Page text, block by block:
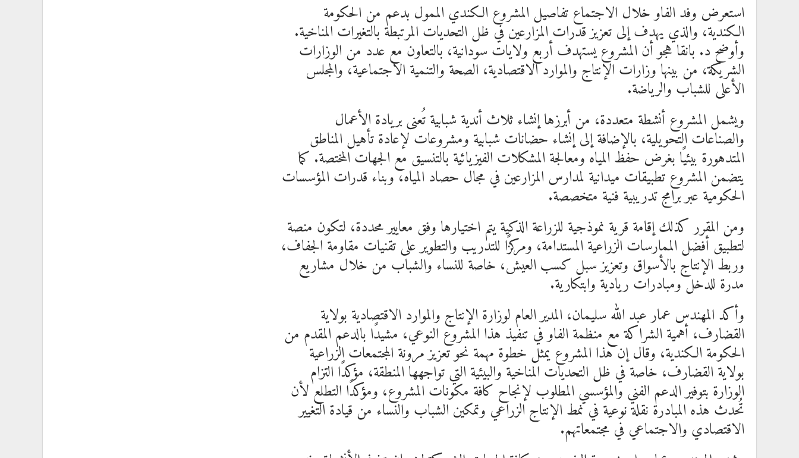
استعرض وفد الفاو خلال الاجتماع تفاصيل المشروع الكندي الممول بدعم من الحكومة
الكندية، والذي يهدف إلى تعزيز قدرات المزارعين في ظل التحديات المرتبطة بالتغيرات المناخية.
وأوضح د. بانقا هجو أن المشروع يستهدف أربع ولايات سودانية، بالتعاون مع عدد من الوزارات
الشريكة، من بينها وزارات الإنتاج والموارد الاقتصادية، الصحة والتنمية الاجتماعية، والمجلس
الأعلى للشباب والرياضة.
ويشمل المشروع أنشطة متعددة، من أبرزها إنشاء ثلاث أندية شبابية تُعنى بريادة الأعمال
والصناعات التحويلية، بالإضافة إلى إنشاء حضانات شبابية ومشروعات لإعادة تأهيل المناطق
المتدهورة بيئيًا بغرض حفظ المياه ومعالجة المشكلات الفيزيائية بالتنسيق مع الجهات المختصة. كما
يتضمن المشروع تطبيقات ميدانية لمدارس المزارعين في مجال حصاد المياه، وبناء قدرات المؤسسات
الحكومية عبر برامج تدريبية فنية متخصصة.
ومن المقرر كذلك إقامة قرية نموذجية للزراعة الذكية يتم اختيارها وفق معايير محددة، لتكون منصة
لتطبيق أفضل الممارسات الزراعية المستدامة، ومركزًا للتدريب والتطوير على تقنيات مقاومة الجفاف،
وربط الإنتاج بالأسواق وتعزيز سبل كسب العيش، خاصة للنساء والشباب من خلال مشاريع
مدرة للدخل ومبادرات ريادية وابتكارية.
وأكد المهندس عمار عبد الله سليمان، المدير العام لوزارة الإنتاج والموارد الاقتصادية بولاية
القضارف، أهمية الشراكة مع منظمة الفاو في تنفيذ هذا المشروع النوعي، مشيدًا بالدعم المقدم من
الحكومة الكندية، وقال إن هذا المشروع يمثل خطوة مهمة نحو تعزيز مرونة المجتمعات الزراعية
بولاية القضارف، خاصة في ظل التحديات المناخية والبيئية التي تواجهها المنطقة، مؤكدًا التزام
الوزارة بتوفير الدعم الفني والمؤسسي المطلوب لإنجاح كافة مكونات المشروع، ومؤكدًا التطلع لأن
تُحدث هذه المبادرة نقلة نوعية في نمط الإنتاج الزراعي وتمكين الشباب والنساء من قيادة التغيير
الاقتصادي والاجتماعي في مجتمعاتهم.